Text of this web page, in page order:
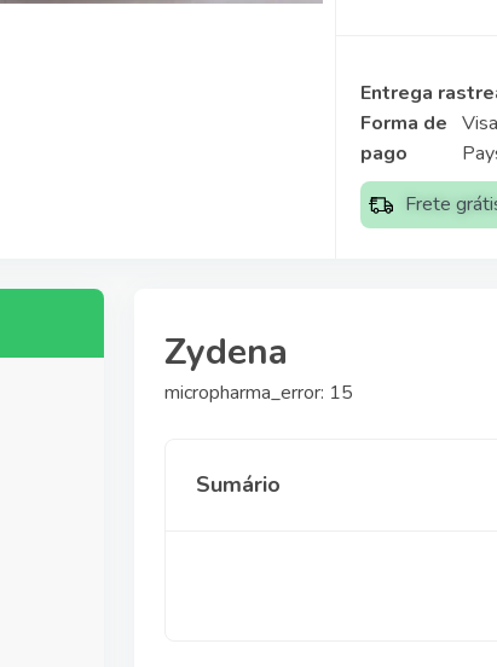
Entrega
Forma de
pago
Frete
Zydena
micropharma_error: 15
Sumário